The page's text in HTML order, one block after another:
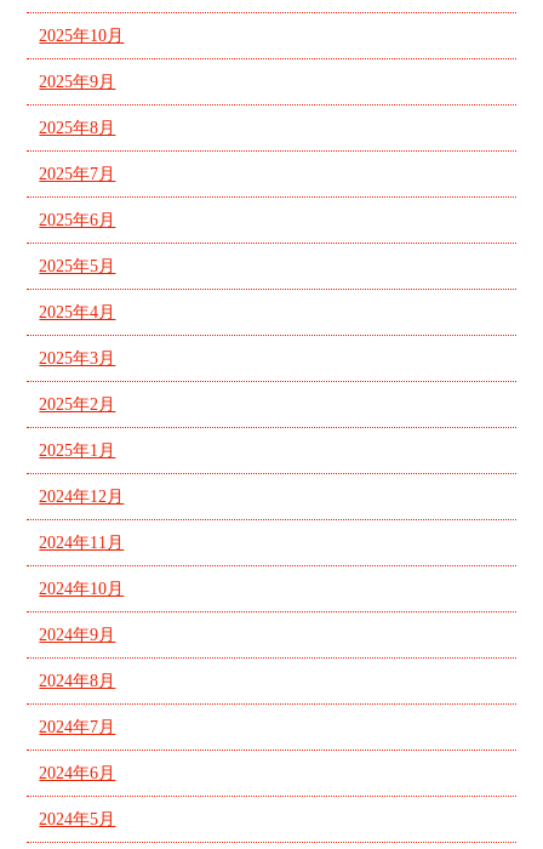
2025年10月
2025年9月
2025年8月
2025年7月
2025年6月
2025年5月
2025年4月
2025年3月
2025年2月
2025年1月
2024年12月
2024年11月
2024年10月
2024年9月
2024年8月
2024年7月
2024年6月
2024年5月